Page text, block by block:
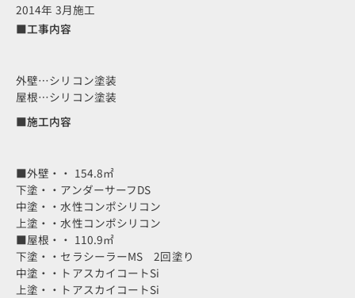
2014年 3月施工
■工事内容
外壁…シリコン塗装
屋根…シリコン塗装
■施工内容
■外壁・・ 154.8㎡
下塗・・アンダーサーフDS
中塗・・水性コンポシリコン
上塗・・水性コンポシリコン
■屋根・・ 110.9㎡
下塗・・セラシーラーMS 2回塗り
中塗・・トアスカイコートSi
上塗・・トアスカイコートSi